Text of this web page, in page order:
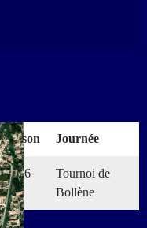
Saison Journée
2026
Tournoi de
Bollène